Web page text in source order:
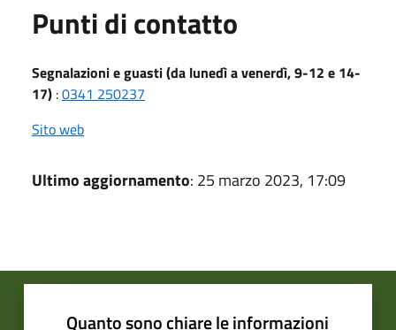
Punti di contatto
Segnalazioni e guasti (da lunedì a venerdì, 9-12 e 14-
17) :0341 250237
Sito web
Ultimo aggiornamento: 25 marzo 2023, 17:09
Quanto sono chiare le informazioni